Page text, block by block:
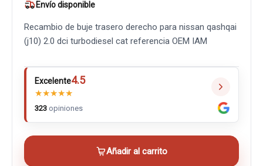
Envío disponible
Recambio de buje trasero derecho para nissan qashqai
(j10) 2.0 dci turbodiesel cat referencia OEM IAM
Excelente4.5
★★★★★
323 opiniones
Añadir al carrito